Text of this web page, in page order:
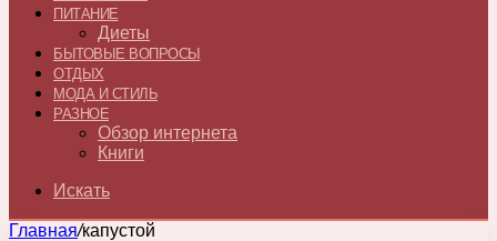
ПИТАНИЕ
Диеты
БЫТОВЫЕ ВОПРОСЫ
ОТДЫХ
МОДА И СТИЛЬ
РАЗНОЕ
Обзор интернета
Книги
Искать
Главная/капустой